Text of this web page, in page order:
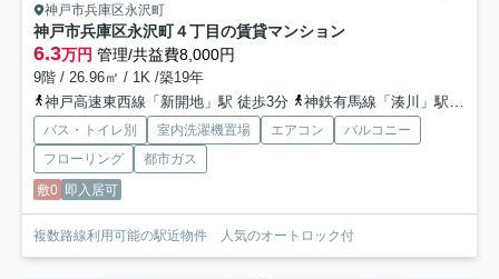
神戸市兵庫区永沢町
神戸市兵庫区永沢町４丁目の賃貸マンション
6.3万円 管理/共益費8,000円
9階 / 26.96㎡ / 1K /築19年
神戸高速東西線「新開地」駅 徒歩3分
神鉄有馬線「湊川」駅 徒歩8分
バス・トイレ別 室内洗濯機置場 エアコン
バルコニー
フローリング
都市ガス
敷0 即入居可
複数路線利用可能の駅近物件 人気のオートロック付